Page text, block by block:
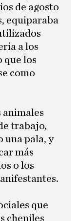
de agosto
equiparaba
a los
que los
como
animales
trabajo,
una pala, y
más
o los
que
cheniles